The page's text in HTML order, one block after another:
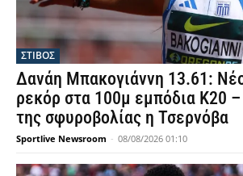
ΣΤΙΒΟΣ
Δανάη Μπακογιάννη 13.61:
ρεκόρ στα 100μ εμπόδια Κ20 –
της σφυροβολίας η Τσερνόβα
Sportlive Newsroom - 08/08/2026 01:10